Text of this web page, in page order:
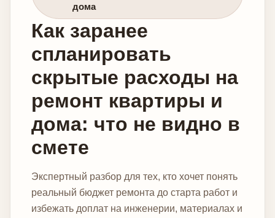
дома
Как заранее
спланировать
скрытые расходы на
ремонт квартиры и
дома: что не видно в
смете
Экспертный разбор для тех, кто хочет понять
реальный бюджет ремонта до старта работ и
избежать доплат на инженерии, материалах и